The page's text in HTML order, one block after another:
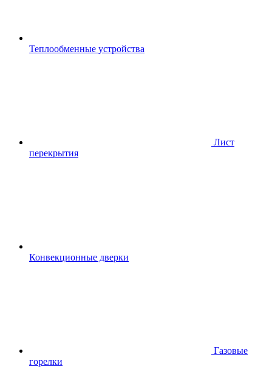
Теплообменные устройства
Лист
перекрытия
Конвекционные дверки
Газовые
горелки